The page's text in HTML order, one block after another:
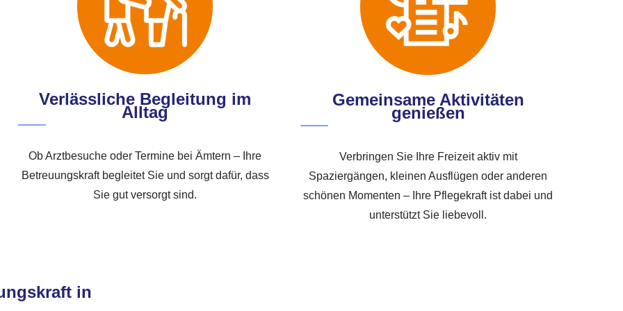
Verlässliche Begleitung im
Alltag
Ob Arztbesuche oder Termine bei Ämtern – Ihre
Betreuungskraft begleitet Sie und sorgt dafür, dass
Sie gut versorgt sind.
Gemeinsame Aktivitäten
genießen
Verbringen Sie Ihre Freizeit aktiv mit
Spaziergängen, kleinen Ausflügen oder anderen
schönen Momenten – Ihre Pflegekraft ist dabei und
unterstützt Sie liebevoll.
in